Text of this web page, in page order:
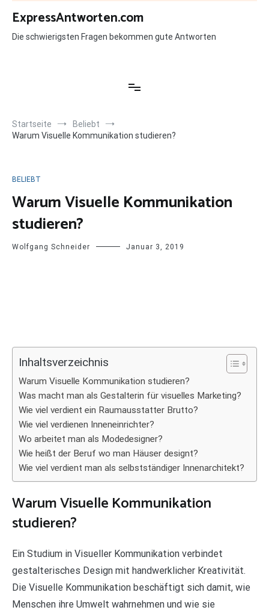
Zum
Inhalt
springen
ExpressAntworten.com
Die schwierigsten Fragen bekommen gute Antworten
Startseite
Beliebt
Warum Visuelle Kommunikation studieren?
BELIEBT
Warum Visuelle Kommunikation
studieren?
Wolfgang Schneider Januar 3, 2019
Inhaltsverzeichnis
Warum Visuelle Kommunikation studieren?
Was macht man als Gestalterin für visuelles Marketing?
Wie viel verdient ein Raumausstatter Brutto?
Wie viel verdienen Inneneinrichter?
Wo arbeitet man als Modedesigner?
Wie heißt der Beruf wo man Häuser designt?
Wie viel verdient man als selbstständiger Innenarchitekt?
Warum Visuelle Kommunikation
studieren?
Ein Studium in Visueller Kommunikation verbindet
gestalterisches Design mit handwerklicher Kreativität.
Die Visuelle Kommunikation beschäftigt sich damit, wie
Menschen ihre Umwelt wahrnehmen und wie sie